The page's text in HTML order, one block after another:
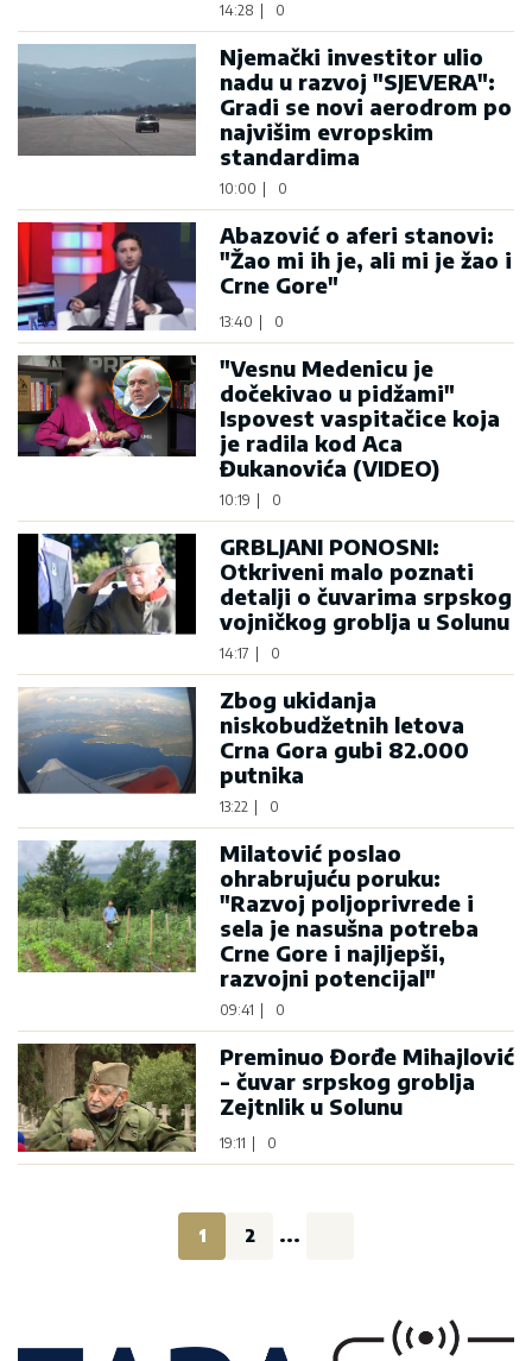
14:28 0
Njemački investitor ulio
nadu u razvoj "SJEVERA":
Gradi se novi aerodrom po
najvišim evropskim
standardima
10:00 0
Abazović o aferi stanovi:
"Žao mi ih je, ali mi je žao i
Crne Gore"
13:40 0
"Vesnu Medenicu je
dočekivao u pidžami"
Ispovest vaspitačice koja
je radila kod Aca
Đukanovića (VIDEO)
10:19 0
GRBLJANI PONOSNI:
Otkriveni malo poznati
detalji o čuvarima srpskog
vojničkog groblja u Solunu
14:17 0
Zbog ukidanja
niskobudžetnih letova
Crna Gora gubi 82.000
putnika
13:22 0
Milatović poslao
ohrabrujuću poruku:
"Razvoj poljoprivrede i
sela je nasušna potreba
Crne Gore i najljepši,
razvojni potencijal"
09:41 0
Preminuo Đorđe Mihajlović
- čuvar srpskog groblja
Zejtnlik u Solunu
19:11 0
1 2 ...